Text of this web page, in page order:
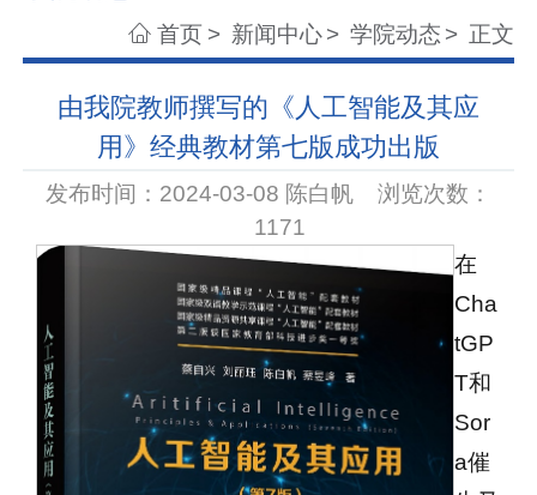
首页 > 新闻中心 > 学院动态 > 正文
由我院教师撰写的《人工智能及其应
用》经典教材第七版成功出版
发布时间：2024-03-08 陈白帆 浏览次数：
1171
在
Cha
tGP
T和
Sor
a催